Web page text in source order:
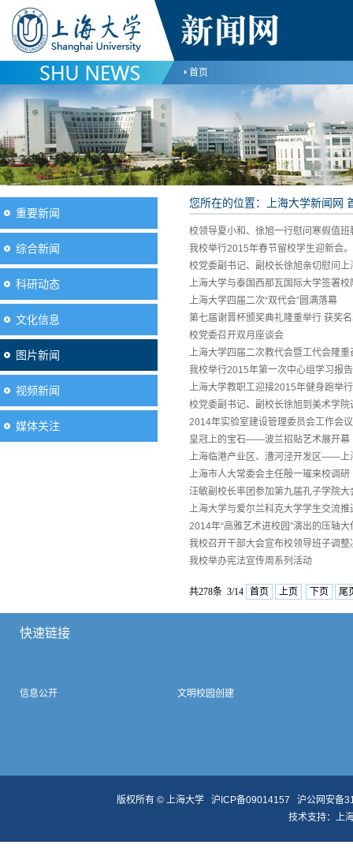
首页
重要新闻
综合新闻
科研动态
文化信息
图片新闻
视频新闻
媒体关注
您所在的位置： 上海大学新闻网
校领导夏小和、徐旭一行慰问寒假值班
我校举行2015年春节留校学生迎新会。
校党委副书记、副校长徐旭亲切慰问
上海大学与泰国西那瓦国际大学签署校
上海大学四届二次“双代会”圆满落幕
第七届谢晋杯颁奖典礼隆重举行 获奖
校党委召开双月座谈会
上海大学四届二次教代会暨工代会隆重
我校举行2015年第一次中心组学习报
上海大学教职工迎接2015年健身跑举行
校党委副书记、副校长徐旭到美术学
2014年实验室建设管理委员会工作会
皇冠上的宝石——波兰招贴艺术展开幕
上海临港产业区、漕河泾开发区——上
上海市人大常委会主任殷一璀来校调研
汪敏副校长率团参加第九届孔子学院大
上海大学与爱尔兰科克大学学生交流推
2014年“高雅艺术进校园”演出的压轴
我校召开干部大会宣布校领导班子调整
我校举办宪法宣传周系列活动
共278条 3/14 首页 上页 下页 尾
快速链接
信息公开 文明校园创建
版权所有 © 上海大学 沪ICP备09014157
沪公网安备
技术支持：上